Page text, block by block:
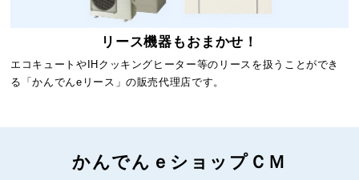
リース機器もおまかせ！
エコキュートやIHクッキングヒーター等のリースを扱うことができ
る「かんでんeリース」の販売代理店です。
かんでんｅショップＣＭ